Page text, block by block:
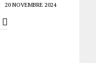
20 NOVEMBRE 2024